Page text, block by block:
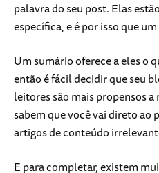
palavra do seu post. Elas
específica, e é por isso que
Um sumário oferece a eles o
então é fácil decidir que seu
leitores são mais propensos
sabem que você vai direto ao
artigos de conteúdo
E para completar, existem